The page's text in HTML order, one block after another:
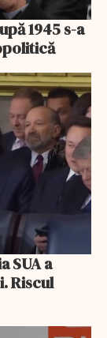
1945 s-a
SUA a
Riscul